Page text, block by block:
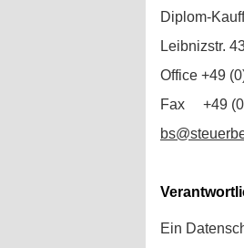
Diplom-
Leibnizstr.
Office +49
Fax +49
Ein